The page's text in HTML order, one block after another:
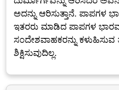
ಅದನ್ನು ಆರಿಸುತ್ತಾನೆ. ಪಾಪಗಳ
ಇತರರು ಮಾಡಿದ ಪಾಪಗಳ
ಸಂದೇಶವಾಹಕರನ್ನು
ಶಿಕ್ಷಿಸುವುದಿಲ್ಲ.